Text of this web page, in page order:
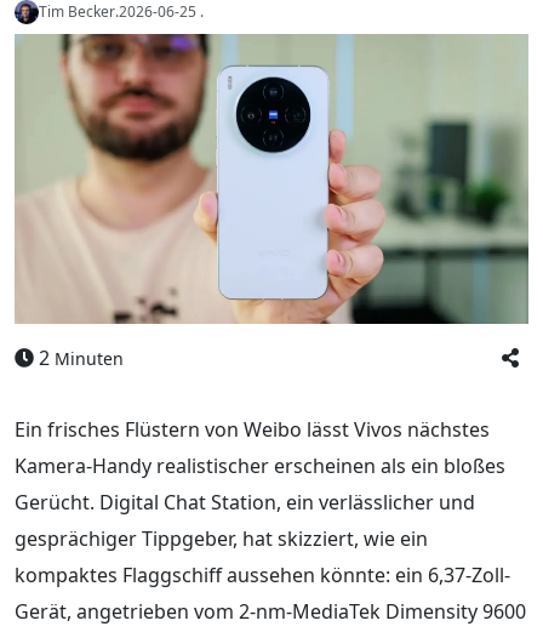
Tim Becker.2026-06-25 .
2 Minuten
Ein frisches Flüstern von Weibo lässt Vivos nächstes
Kamera-Handy realistischer erscheinen als ein bloßes
Gerücht. Digital Chat Station, ein verlässlicher und
gesprächiger Tippgeber, hat skizziert, wie ein
kompaktes Flaggschiff aussehen könnte: ein 6,37-Zoll-
Gerät, angetrieben vom 2-nm-MediaTek Dimensity 9600